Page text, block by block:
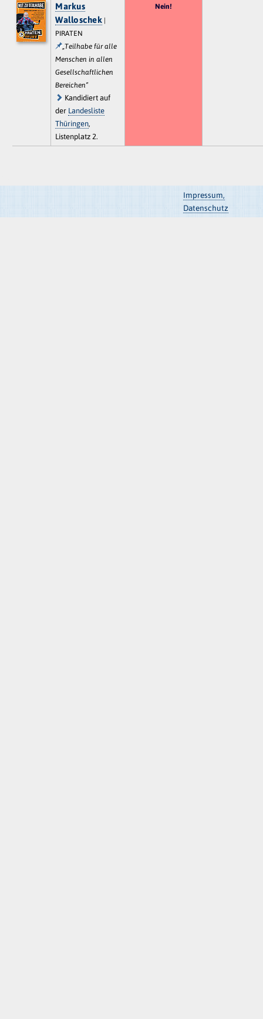
Markus
Walloschek |
PIRATEN
„Teilhabe für alle
Menschen in allen
Gesellschaftlichen
Bereichen“
Kandidiert auf
der Landesliste
Thüringen,
Listenplatz 2.
Nein!
Impressum,
Datenschutz